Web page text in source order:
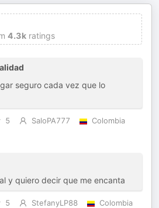
4.3k ratings
seguro cada vez que lo
5 SaloPA777
Colombia
y quiero decir que me encanta
5 StefanyLP88
Colombia